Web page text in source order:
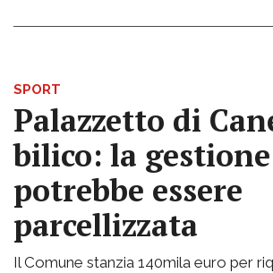
SPORT
Palazzetto di
bilico: la gestione
potrebbe essere
parcellizzata
Il Comune stanzia 140mila euro per